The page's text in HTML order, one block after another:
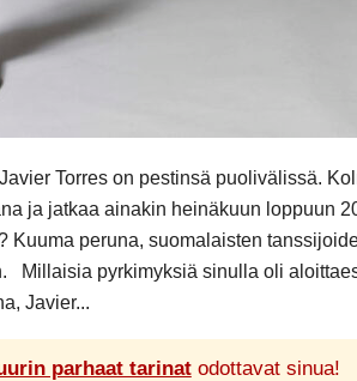
Torres on pestinsä puolivälissä.
ja jatkaa ainakin heinäkuun loppuun
Kuuma peruna, suomalaisten
Millaisia pyrkimyksiä sinulla oli
Javier...
parhaat tarinatodottavat sinua!